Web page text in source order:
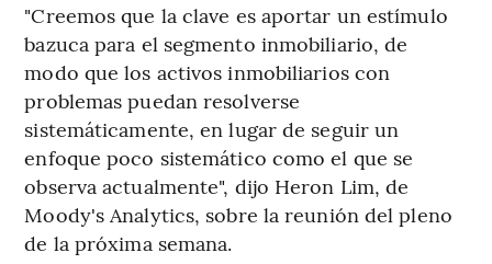
"Creemos que la clave es aportar un estímulo
bazuca para el segmento inmobiliario, de
modo que los activos inmobiliarios con
problemas puedan resolverse
sistemáticamente, en lugar de seguir un
enfoque poco sistemático como el que se
observa actualmente", dijo Heron Lim, de
Moody's Analytics, sobre la reunión del pleno
de la próxima semana.